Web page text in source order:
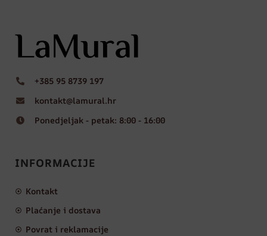
+385 95 8739 197
kontakt@lamural.hr
Ponedjeljak - petak: 8:00 - 16:00
INFORMACIJE
Kontakt
Plaćanje i dostava
Povrat i reklamacije